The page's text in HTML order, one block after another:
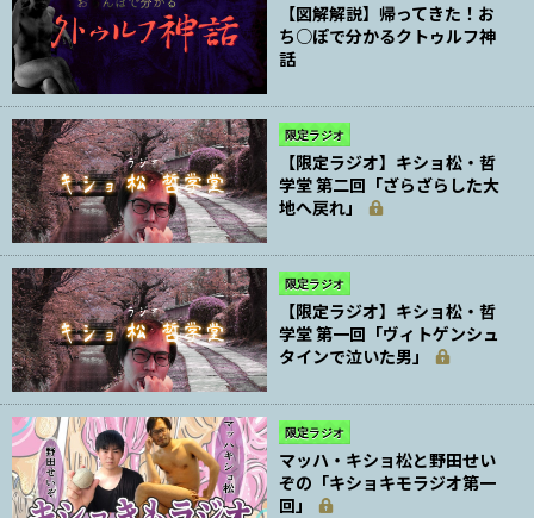
【図解解説】帰ってきた！お
ち○ぽで分かるクトゥルフ神
話
限定ラジオ
【限定ラジオ】キショ松・哲
学堂 第二回「ざらざらした大
地へ戻れ」
限定ラジオ
【限定ラジオ】キショ松・哲
学堂 第一回「ヴィトゲンシュ
タインで泣いた男」
限定ラジオ
マッハ・キショ松と野田せい
ぞの「キショキモラジオ第一
回」